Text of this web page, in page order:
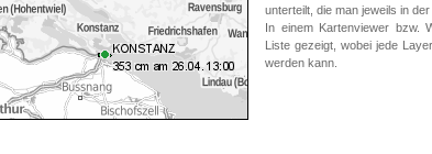
unterteilt, die man jeweils in
In einem Kartenviewer bzw.
Liste gezeigt, wobei jede
werden kann.